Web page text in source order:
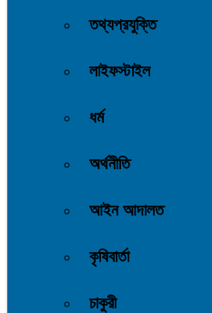
তথ্যপ্রযুক্তি
লাইফস্টাইল
ধর্ম
অর্থনীতি
আইন আদালত
কৃষিবার্তা
চাকুরী